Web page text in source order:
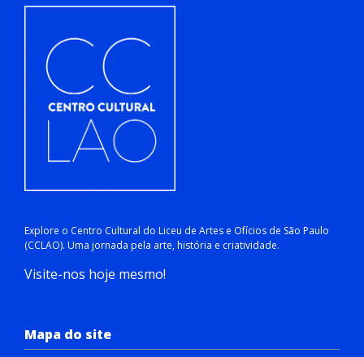
Explore o Centro Cultural do Liceu de Artes e Ofícios de São Paulo
(CCLAO). Uma jornada pela arte, história e criatividade.
Visite-nos hoje mesmo!
Mapa do site